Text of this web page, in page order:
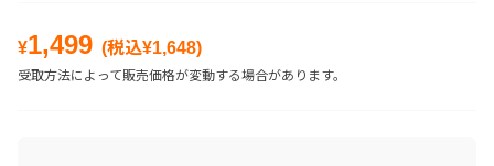
¥1,499 (税込¥1,648)
受取方法によって販売価格が変動する場合があります。